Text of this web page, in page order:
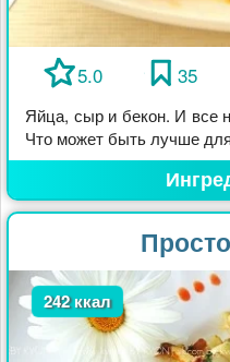
5.0 35
Яйца, сыр и бекон. И все
Что может быть лучше
242 ккал